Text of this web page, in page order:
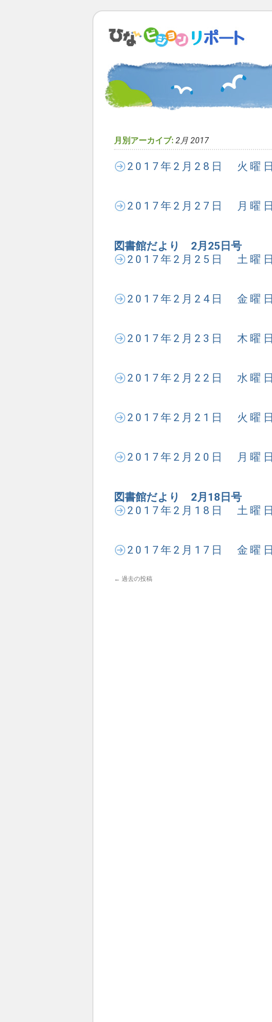
月別アーカイブ: 2月 2017
2017年2月28日 火曜日
2017年2月27日 月曜日
図書館だより 2月25日号
2017年2月25日 土曜日
2017年2月24日 金曜日
2017年2月23日 木曜日
2017年2月22日 水曜日
2017年2月21日 火曜日
2017年2月20日 月曜日
図書館だより 2月18日号
2017年2月18日 土曜日
2017年2月17日 金曜日
← 過去の投稿